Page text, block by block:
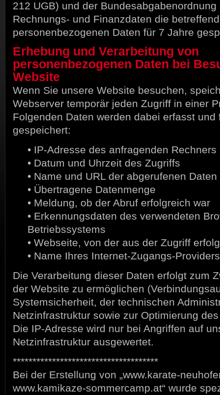
212 UGB) und der Bundesabgabenordnung
Rechnungs- und Finanzdaten die
personenbezogenen Daten für 7 Jahre
Erhebung und Verarbeitung von
personenbezogenen Daten bei
Website
Wenn Sie unsere Website besuchen,
Webserver temporär jeden Zugriff in einer
Folgenden Daten werden dabei erfasst
gespeichert:
• IP-Adresse des anfragenden Rechners
• Datum und Uhrzeit des Zugriffs
• Name und URL der abgerufenen Daten
• Übertragene Datenmenge
• Meldung, ob der Abruf erfolgreich war
• Erkennungsdaten des verwendeten
Betriebssystems
• Webseite, von der aus der Zugriff
• Name Ihres Internet-Zugangs-Providers
Die Verarbeitung dieser Daten erfolgt zum
der Website zu ermöglichen
Systemsicherheit, der technischen
Netzinfrastruktur sowie zur Optimierung
Die IP-Adresse wird nur bei Angriffen auf
Netzinfrastruktur ausgewertet.
*************************************
Bei der Erstellung von „www.karate-
www.kamikaze-sommercamp.at“ wurde